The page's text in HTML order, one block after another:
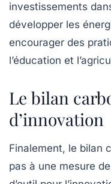
investissements
développer les
encourager des
l’éducation et
Le bilan
d’innovation
Finalement, le bilan
pas à une mesure